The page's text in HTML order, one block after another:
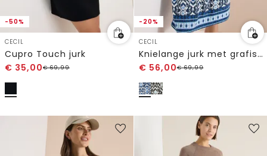
-50%
CECIL
Cupro Touch jurk
€ 35,00€69,99
-20%
CECIL
Knielange jurk met grafisch patroon
€ 56,00€69,99